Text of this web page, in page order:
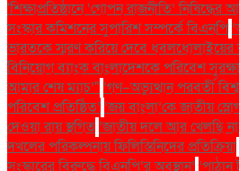
'শিক্ষাপ্রতিষ্ঠানে ‘গোপন রাজনীতি’ নিষিদ্ধের
সংস্কার কমিশনের সুপারিশ সম্পর্কে বিএনপি
ভারতকে স্মরণ করিয়ে দেবে ধবলধোলাইয়ের
বিনিয়োগ ব্যাংক বাংলাদেশকে পরিবেশ
আমার শেষ ম্যাচ’" ‘গণ–অভ্যুত্থান পরবর্তী
পরিবেশ প্রতিষ্ঠিত’ ‘জয় বাংলা’কে জাতীয়
দেওয়া রায় স্থগিত ‘জাতীয় দলে আর খেলছি
দখলের পরিকল্পনায় ফিলিস্তিনিদের প্রতিক্রিয়া
সংস্কারের বিরুদ্ধে বিএনপি’র অবস্থান’